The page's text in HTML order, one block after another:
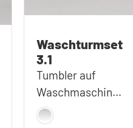
Waschturmset
3.1
Tumbler auf
Waschmaschine |
112x207 cm (BxH)